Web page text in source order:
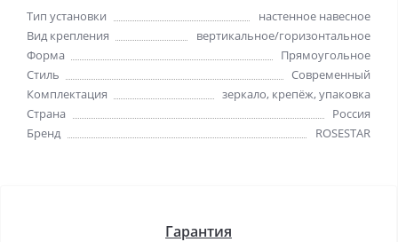
Тип установки
настенное навесное
Вид крепления
вертикальное/горизонтальное
Форма
Прямоугольное
Стиль
Cовременный
Комплектация
зеркало, крепёж, упаковка
Страна
Россия
Бренд
ROSESTAR
Гарантия